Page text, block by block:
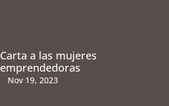
Carta a las mujeres
emprendedoras
Nov 19, 2023